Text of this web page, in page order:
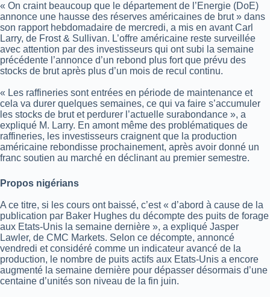
« On craint beaucoup que le département de l’Energie (DoE)
annonce une hausse des réserves américaines de brut » dans
son rapport hebdomadaire de mercredi, a mis en avant Carl
Larry, de Frost & Sullivan. L’offre américaine reste surveillée
avec attention par des investisseurs qui ont subi la semaine
précédente l’annonce d’un rebond plus fort que prévu des
stocks de brut après plus d’un mois de recul continu.
« Les raffineries sont entrées en période de maintenance et
cela va durer quelques semaines, ce qui va faire s’accumuler
les stocks de brut et perdurer l’actuelle surabondance », a
expliqué M. Larry. En amont même des problématiques de
raffineries, les investisseurs craignent que la production
américaine rebondisse prochainement, après avoir donné un
franc soutien au marché en déclinant au premier semestre.
Propos nigérians
A ce titre, si les cours ont baissé, c’est « d’abord à cause de la
publication par Baker Hughes du décompte des puits de forage
aux Etats-Unis la semaine dernière », a expliqué Jasper
Lawler, de CMC Markets. Selon ce décompte, annoncé
vendredi et considéré comme un indicateur avancé de la
production, le nombre de puits actifs aux Etats-Unis a encore
augmenté la semaine dernière pour dépasser désormais d’une
centaine d’unités son niveau de la fin juin.